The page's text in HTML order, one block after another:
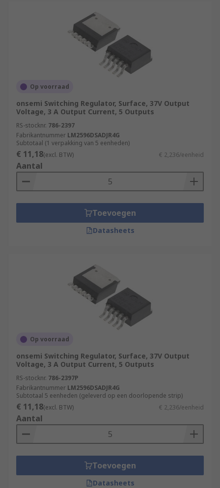
Op voorraad
onsemi Switching Regulator, Surface, 37V Output
Voltage, 3 A Output Current, 5 Outputs
RS-stocknr. 786-2397
Fabrikantnummer LM2596DSADJR4G
Subtotaal (1 verpakking van 5 eenheden)
€ 11,18(excl. BTW) € 2,236/eenheid
Aantal
Toevoegen
Datasheets
Op voorraad
onsemi Switching Regulator, Surface, 37V Output
Voltage, 3 A Output Current, 5 Outputs
RS-stocknr. 786-2397P
Fabrikantnummer LM2596DSADJR4G
Subtotaal 5 eenheden (geleverd op een doorlopende strip)
€ 11,18(excl. BTW) € 2,236/eenheid
Aantal
Toevoegen
Datasheets